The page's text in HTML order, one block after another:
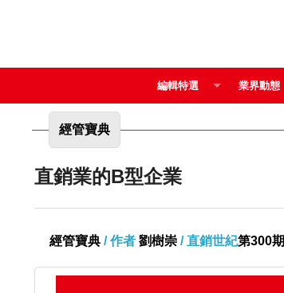
編輯特選 業界動態
經管寶典
直銷業的B型企業
經管寶典 / 作者 劉樹崇 / 直銷世紀第300期